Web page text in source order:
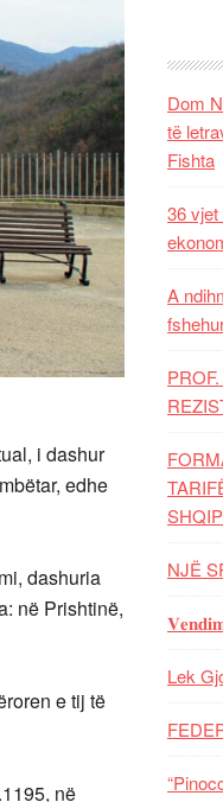
i dashur
edhe
dashuria
në Prishtinë,
e tij të
në
Dom
të
Fishta
36
A
NJË
Lek